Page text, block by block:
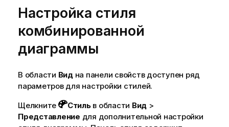
Настройка стиля
комбинированной
диаграммы
В области Видна панели свойств доступен ряд
параметров для настройки стилей.
Щелкните
Стильв области Вид >
Представление для дополнительной настройки